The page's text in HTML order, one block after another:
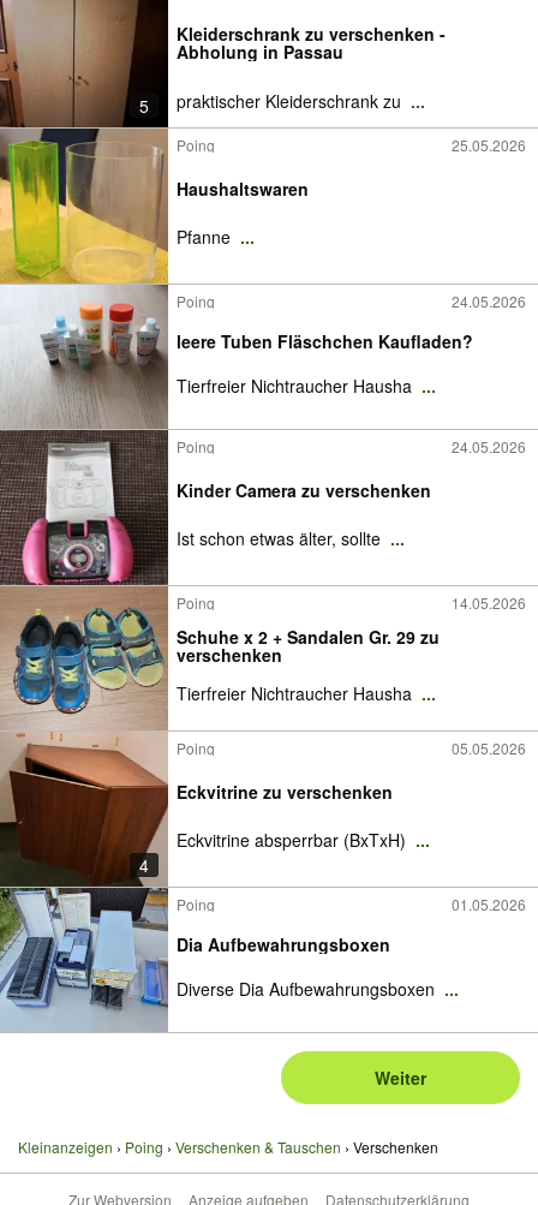
5
Kleiderschrank zu verschenken -
Abholung in Passau
praktischer Kleiderschrank zu ...
Poing 25.05.2026
Haushaltswaren
Pfanne ...
Poing 24.05.2026
leere Tuben Fläschchen Kaufladen?
Tierfreier Nichtraucher Hausha ...
Poing 24.05.2026
Kinder Camera zu verschenken
Ist schon etwas älter, sollte ...
Poing 14.05.2026
Schuhe x 2 + Sandalen Gr. 29 zu
verschenken
Tierfreier Nichtraucher Hausha ...
4
Poing 05.05.2026
Eckvitrine zu verschenken
Eckvitrine absperrbar (BxTxH) ...
Poing 01.05.2026
Dia Aufbewahrungsboxen
Diverse Dia Aufbewahrungsboxen ...
Weiter
Kleinanzeigen Poing Verschenken & Tauschen Verschenken
Zur Webversion Anzeige aufgeben Datenschutzerklärung